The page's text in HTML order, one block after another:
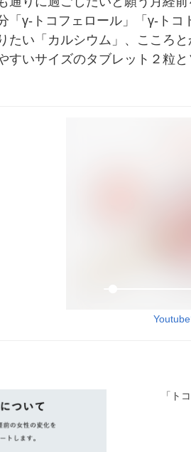
「γ-トコフェロール」「γ-ト
たい「カルシウム」、こころ
すいサイズのタブレット２粒
「ト